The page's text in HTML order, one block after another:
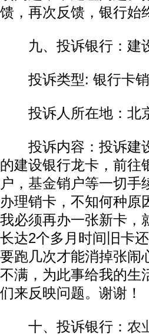
馈，再次反馈，银行始
九、投诉银行：建
投诉类型: 银行卡销
投诉人所在地：北
投诉内容：投诉建设
的建设银行龙卡，前往
户， 基金销户等一切手
办理销卡，不知何种原
我必须再办一张新卡，
长达2个多月时间旧卡
要跑几次才能消掉张闹
不满，为此事给我的生
们来反映问题。谢谢！
十、投诉银行： 农